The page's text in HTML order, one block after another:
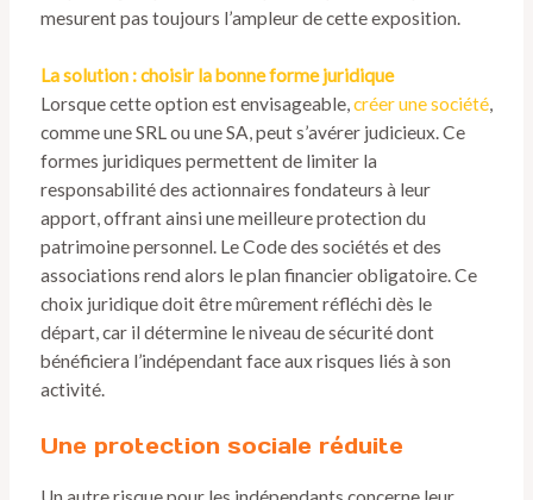
mesurent pas toujours l’ampleur de cette exposition.
La solution : choisir la bonne forme juridique
Lorsque cette option est envisageable,créer une société,
comme une SRL ou une SA, peut s’avérer judicieux. Ce
formes juridiques permettent de limiter la
responsabilité des actionnaires fondateurs à leur
apport, offrant ainsi une meilleure protection du
patrimoine personnel. Le Code des sociétés et des
associations rend alors le plan financier obligatoire. Ce
choix juridique doit être mûrement réfléchi dès le
départ, car il détermine le niveau de sécurité dont
bénéficiera l’indépendant face aux risques liés à son
activité.
Une protection sociale réduite